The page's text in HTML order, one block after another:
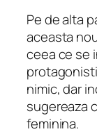
Pe de alta
aceasta
ceea ce se
nimic, dar
sugereaza
feminina.